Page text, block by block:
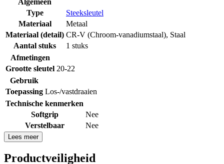
Type
Steeksleutel
Materiaal
Metaal
Materiaal (detail) CR-V (Chroom-vanadiumstaal), Staal
Aantal stuks
1 stuks
Afmetingen
Grootte sleutel 20-22
Gebruik
Toepassing Los-/vastdraaien
Technische kenmerken
Softgrip
Nee
Verstelbaar
Nee
Lees meer
Productveiligheid